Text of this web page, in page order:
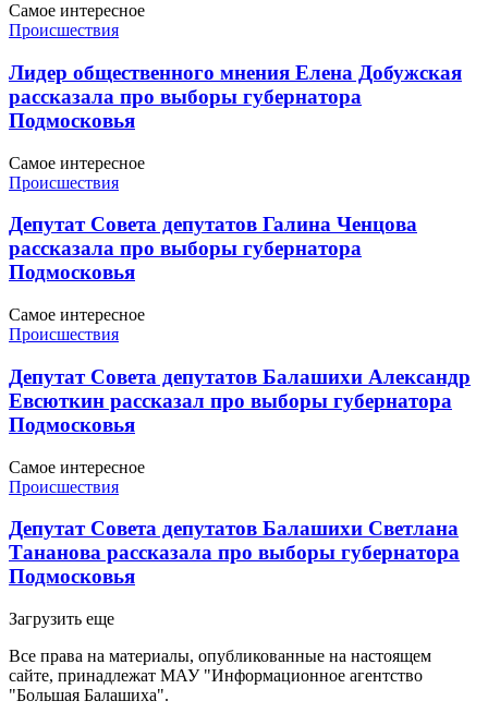
Самое интересное
Происшествия
Лидер общественного мнения Елена Добужская
рассказала про выборы губернатора
Подмосковья
Самое интересное
Происшествия
Депутат Совета депутатов Галина Ченцова
рассказала про выборы губернатора
Подмосковья
Самое интересное
Происшествия
Депутат Совета депутатов Балашихи Александр
Евсюткин рассказал про выборы губернатора
Подмосковья
Самое интересное
Происшествия
Депутат Совета депутатов Балашихи Светлана
Тананова рассказала про выборы губернатора
Подмосковья
Загрузить еще
Все права на материалы, опубликованные на настоящем
сайте, принадлежат МАУ "Информационное агентство
"Большая Балашиха".